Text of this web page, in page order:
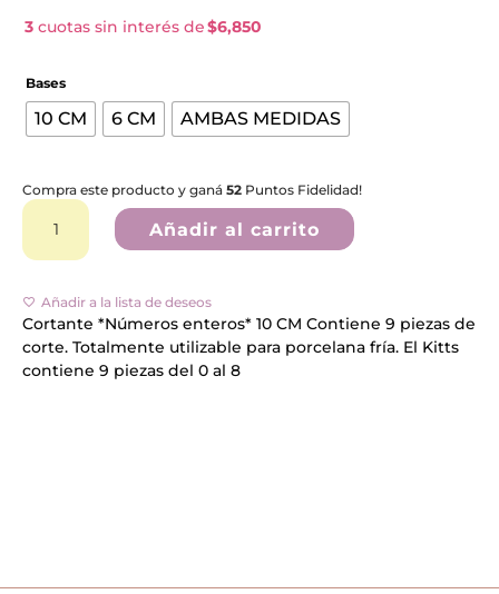
3 cuotas sin interés de$6,850
Bases
10 CM 6 CM AMBAS MEDIDAS
Compra este producto y ganá52 Puntos Fidelidad!
Cortante
*NÚMEROS
I
cantidad
Añadir al carrito
t
e
n
a
Añadir a la lista de deseos
Cortante *Números enteros* 10 CM Contiene 9 piezas de
corte. Totalmente utilizable para porcelana fría. El Kitts
contiene 9 piezas del 0 al 8